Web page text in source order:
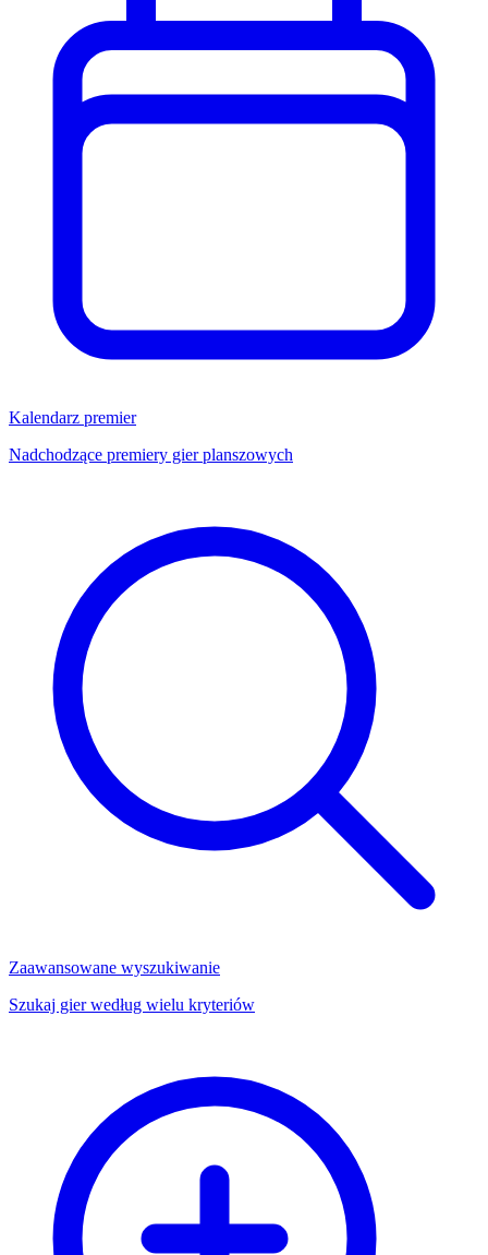
Kalendarz premier
Nadchodzące premiery gier planszowych
Zaawansowane wyszukiwanie
Szukaj gier według wielu kryteriów